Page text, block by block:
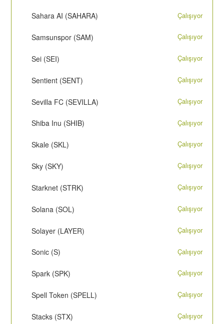
Sahara AI (SAHARA) Çalışıyor
Samsunspor (SAM) Çalışıyor
Sei (SEI) Çalışıyor
Sentient (SENT) Çalışıyor
Sevilla FC (SEVILLA) Çalışıyor
Shiba Inu (SHIB) Çalışıyor
Skale (SKL) Çalışıyor
Sky (SKY) Çalışıyor
Starknet (STRK) Çalışıyor
Solana (SOL) Çalışıyor
Solayer (LAYER) Çalışıyor
Sonic (S) Çalışıyor
Spark (SPK) Çalışıyor
Spell Token (SPELL) Çalışıyor
Stacks (STX) Çalışıyor